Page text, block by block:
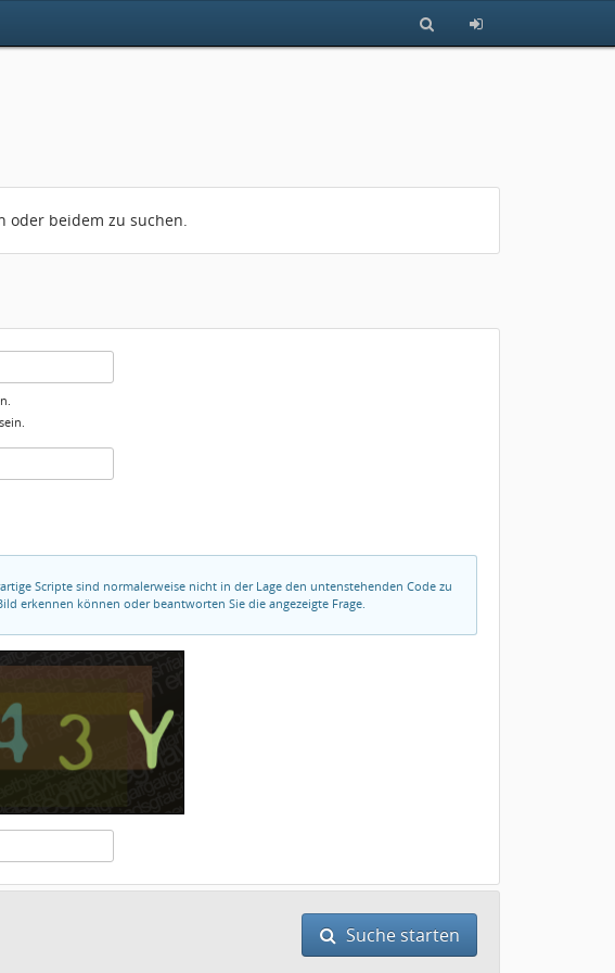
oder beidem zu suchen.
Scripte sind normalerweise nicht in der Lage den untenstehenden Code zu
erkennen können oder beantworten Sie die angezeigte Frage.
Suche starten